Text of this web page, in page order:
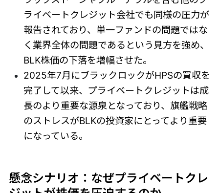
ライベートクレジット会社でも同様の圧力が
報告されており、単一ファンドの問題ではな
く業界全体の問題であるという見方を強め、
BLK株価の下落を増幅させた。
2025年7月にブラックロックがHPSの買収を
完了して以来、プライベートクレジットは成
長のより重要な源泉となっており、旗艦戦略
のストレスがBLKの投資家にとってより重要
になっている。
懸念シナリオ：なぜプライベートクレ